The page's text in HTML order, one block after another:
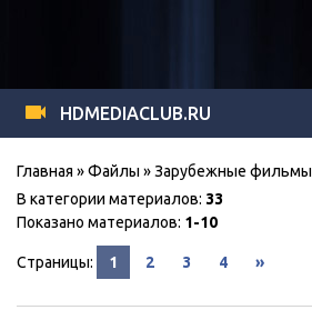
HDMEDIACLUB.RU
Главная »Файлы »Зарубежные фильмы
В категории материалов: 33
Показано материалов: 1-10
Страницы: 1 2 3 4 »